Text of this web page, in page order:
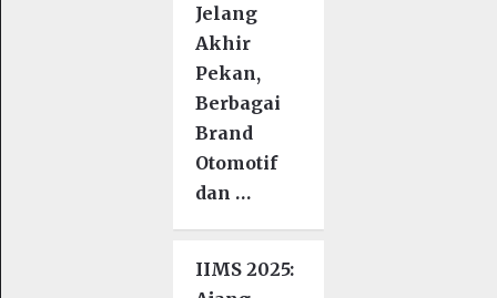
Jelang
Akhir
Pekan,
Berbagai
Brand
Otomotif
dan …
IIMS 2025: